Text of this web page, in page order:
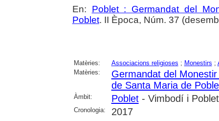
En: Poblet : Germandat del
Poblet. II Època, Núm. 37
Matèries: Associacions religioses ; Monestirs ;
Matèries:
Germandat del
de Santa Maria de
Àmbit: Poblet- Vimbodí i Poblet
Cronologia: 2017